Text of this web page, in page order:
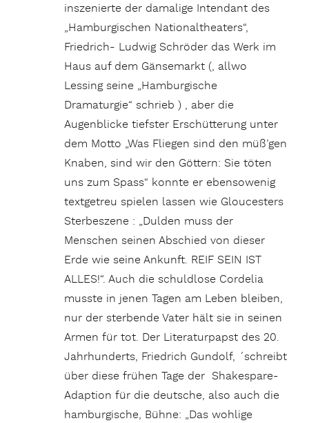
inszenierte der damalige Intendant des
„Hamburgischen Nationaltheaters“,
Friedrich- Ludwig Schröder das Werk im
Haus auf dem Gänsemarkt (, allwo
Lessing seine „Hamburgische
Dramaturgie“ schrieb ) , aber die
Augenblicke tiefster Erschütterung unter
dem Motto „Was Fliegen sind den müß’gen
Knaben, sind wir den Göttern: Sie töten
uns zum Spass“ konnte er ebensowenig
textgetreu spielen lassen wie Gloucesters
Sterbeszene : „Dulden muss der
Menschen seinen Abschied von dieser
Erde wie seine Ankunft. REIF SEIN IST
ALLES!“. Auch die schuldlose Cordelia
musste in jenen Tagen am Leben bleiben,
nur der sterbende Vater hält sie in seinen
Armen für tot. Der Literaturpapst des 20.
Jahrhunderts, Friedrich Gundolf, ´schreibt
über diese frühen Tage der Shakespare-
Adaption für die deutsche, also auch die
hamburgische, Bühne: „Das wohlige